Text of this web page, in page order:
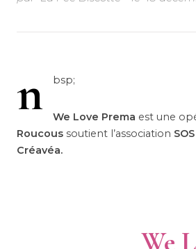
n bsp;
We Love Prema est une
Roucous soutient l’association
Créavéa.
We